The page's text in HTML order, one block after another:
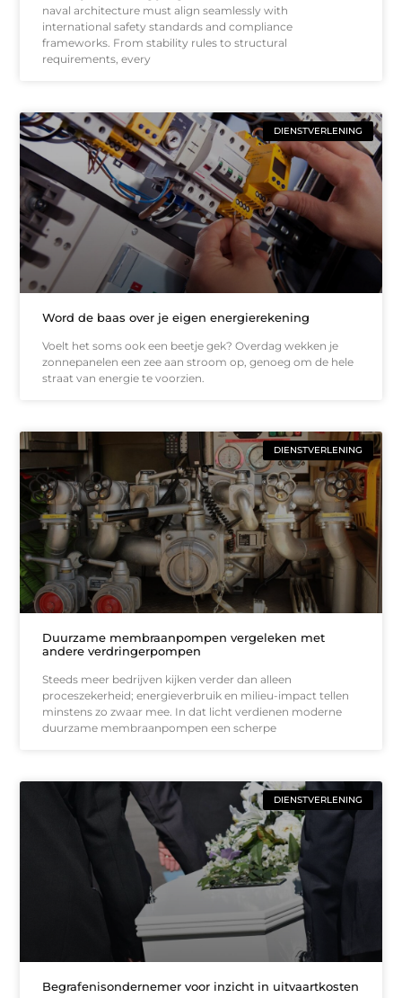
naval architecture must align seamlessly with
international safety standards and compliance
frameworks. From stability rules to structural
requirements, every
DIENSTVERLENING
Word de baas over je eigen energierekening
Voelt het soms ook een beetje gek? Overdag wekken je
zonnepanelen een zee aan stroom op, genoeg om de hele
straat van energie te voorzien.
DIENSTVERLENING
Duurzame membraanpompen vergeleken met
andere verdringerpompen
Steeds meer bedrijven kijken verder dan alleen
proceszekerheid; energieverbruik en milieu-impact tellen
minstens zo zwaar mee. In dat licht verdienen moderne
duurzame membraanpompen een scherpe
DIENSTVERLENING
Begrafenisondernemer voor inzicht in uitvaartkosten